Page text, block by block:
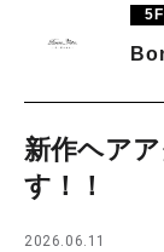
5F
新作ヘア
す！！
2026.06.11